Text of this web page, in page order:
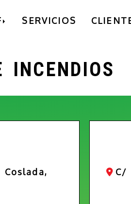
SERVICIOS
INCENDIOS
Coslada,
C/